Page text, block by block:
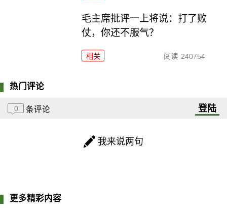
毛主席批评一上将说：打了败
仗，你还不服气？
相关 阅读 240754
热门评论
0 条评论 登陆
我来说两句
更多精彩内容